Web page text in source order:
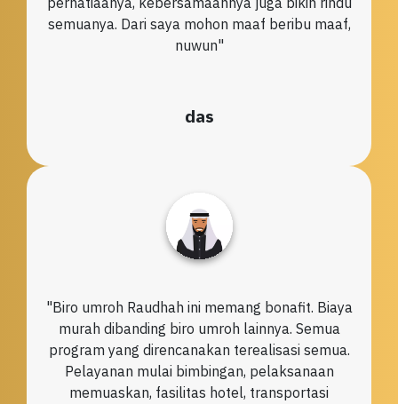
semuanya. Dari saya mohon maaf beribu maaf,
nuwun"
das
"Biro umroh Raudhah ini memang bonafit. Biaya
murah dibanding biro umroh lainnya. Semua
program yang direncanakan terealisasi semua.
Pelayanan mulai bimbingan, pelaksanaan
memuaskan, fasilitas hotel, transportasi